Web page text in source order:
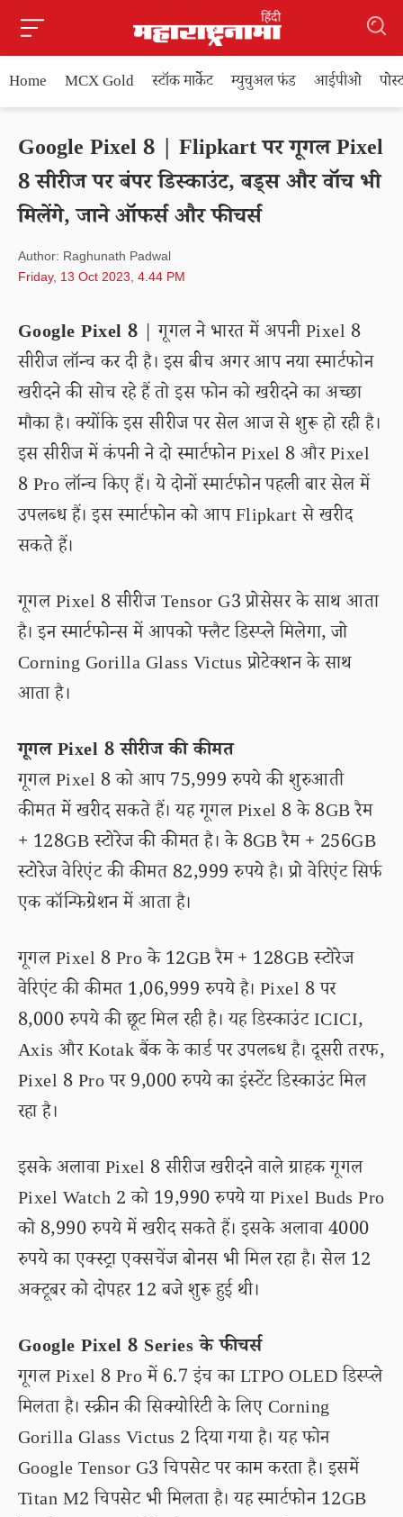
Home MCX Gold स्टॉक मार्केट म्युचुअल फंड आईपीओ
Google Pixel 8 | Flipkart पर गूगल Pixel
8 सीरीज पर बंपर डिस्काउंट, बड्स और वॉच भी
मिलेंगे, जाने ऑफर्स और फीचर्स
Author: Raghunath Padwal
Friday, 13 Oct 2023, 4.44 PM
Google Pixel 8 | गूगल ने भारत में अपनी Pixel 8
सीरीज लॉन्च कर दी है। इस बीच अगर आप नया स्मार्टफोन
खरीदने की सोच रहे हैं तो इस फोन को खरीदने का अच्छा
मौका है। क्योंकि इस सीरीज पर सेल आज से शुरू हो रही है।
इस सीरीज में कंपनी ने दो स्मार्टफोन Pixel 8 और Pixel
8 Pro लॉन्च किए हैं। ये दोनों स्मार्टफोन पहली बार सेल में
उपलब्ध हैं। इस स्मार्टफोन को आप Flipkart से खरीद
सकते हैं।
गूगल Pixel 8 सीरीज Tensor G3 प्रोसेसर के साथ आता
है। इन स्मार्टफोन्स में आपको फ्लैट डिस्प्ले मिलेगा, जो
Corning Gorilla Glass Victus प्रोटेक्शन के साथ
आता है।
गूगल Pixel 8 सीरीज की कीमत
गूगल Pixel 8 को आप 75,999 रुपये की शुरुआती
कीमत में खरीद सकते हैं। यह गूगल Pixel 8 के 8GB रैम
+ 128GB स्टोरेज की कीमत है। के 8GB रैम + 256GB
स्टोरेज वेरिएंट की कीमत 82,999 रुपये है। प्रो वेरिएंट सिर्फ
एक कॉन्फिग्रेशन में आता है।
गूगल Pixel 8 Pro के 12GB रैम + 128GB स्टोरेज
वेरिएंट की कीमत 1,06,999 रुपये है। Pixel 8 पर
8,000 रुपये की छूट मिल रही है। यह डिस्काउंट ICICI,
Axis और Kotak बैंक के कार्ड पर उपलब्ध है। दूसरी तरफ,
Pixel 8 Pro पर 9,000 रुपये का इंस्टेंट डिस्काउंट मिल
रहा है।
इसके अलावा Pixel 8 सीरीज खरीदने वाले ग्राहक गूगल
Pixel Watch 2 को 19,990 रुपये या Pixel Buds Pro
को 8,990 रुपये में खरीद सकते हैं। इसके अलावा 4000
रुपये का एक्स्ट्रा एक्सचेंज बोनस भी मिल रहा है। सेल 12
अक्टूबर को दोपहर 12 बजे शुरू हुई थी।
Google Pixel 8 Series के फीचर्स
गूगल Pixel 8 Pro में 6.7 इंच का LTPO OLED डिस्प्ले
मिलता है। स्क्रीन की सिक्योरिटी के लिए Corning
Gorilla Glass Victus 2 दिया गया है। यह फोन
Google Tensor G3 चिपसेट पर काम करता है। इसमें
Titan M2 चिपसेट भी मिलता है। यह स्मार्टफोन 12GB